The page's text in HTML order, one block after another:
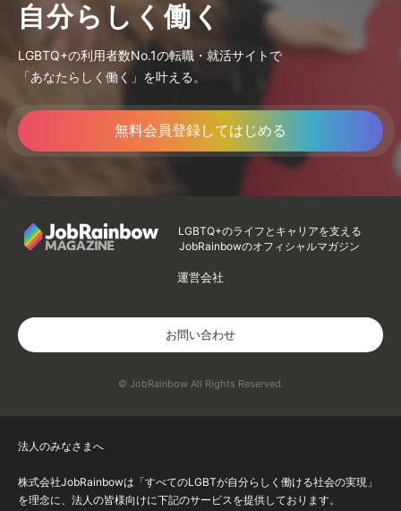
自分らしく働く
LGBTQ+の利用者数No.1の転職・就活サイトで
「あなたらしく働く」を叶える。
無料会員登録してはじめる
LGBTQ+のライフとキャリアを支える
JobRainbowのオフィシャルマガジン
運営会社
お問い合わせ
© JobRainbow All Rights Reserved.
法人のみなさまへ
株式会社JobRainbowは「すべてのLGBTが自分らしく働ける社会の実現」
を理念に、法人の皆様向けに下記のサービスを提供しております。